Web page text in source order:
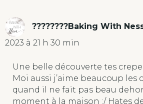
????????Baking With
2023 à 21 h 30 min
Une belle découverte tes
Moi aussi j’aime beaucoup les
quand il ne fait pas beau
moment à la maison :/ Hates